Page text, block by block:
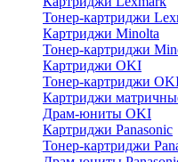
Тонер-картриджи
Картриджи Minolta
Тонер-картриджи
Картриджи OKI
Тонер-картриджи
Картриджи
Драм-юниты OKI
Картриджи Panasonic
Тонер-картриджи